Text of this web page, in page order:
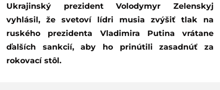
Ukrajinský prezident Volodymyr Zelenskyj
vyhlásil, že svetoví lídri musia zvýšiť tlak na
ruského prezidenta Vladimira Putina vrátane
ďalších sankcií, aby ho prinútili zasadnúť za
rokovací stôl.